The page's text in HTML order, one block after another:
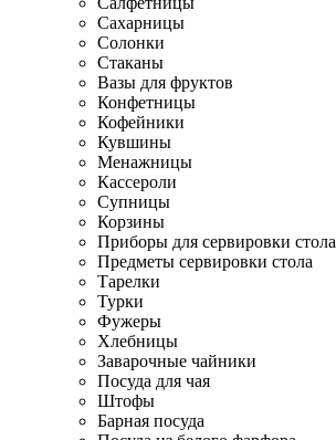
Сахарницы
Солонки
Стаканы
Вазы для фруктов
Конфетницы
Кофейники
Кувшины
Менажницы
Кассероли
Супницы
Корзины
Приборы для сервировки стола
Предметы сервировки стола
Тарелки
Турки
Фужеры
Хлебницы
Заварочные чайники
Посуда для чая
Штофы
Барная посуда